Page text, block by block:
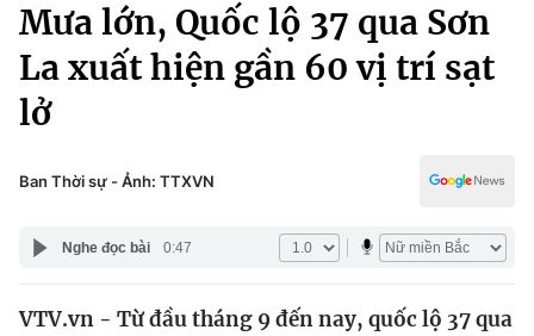
Chuyên mục
Chính trị
Pháp luật
Kinh tế
Thể thao
Đời sống
Giáo dục
Mưa lớn, Quốc lộ 37 qua Sơn
La xuất hiện gần 60 vị trí sạt
lở
Ban Thời sự - Ảnh: TTXVN
Nghe đọc bài 0:47
VTV.vn - Từ đầu tháng 9 đến nay, quốc lộ 37 qua